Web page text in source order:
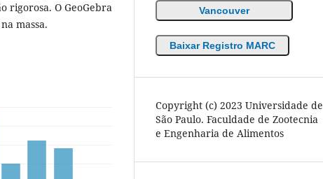
rigorosa. O GeoGebra
massa.
Vancouver
Baixar Registro MARC
Copyright (c) 2023 Universidade de
São Paulo. Faculdade de Zootecnia
e Engenharia de Alimentos